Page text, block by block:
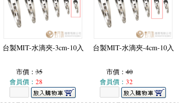
台製MIT-水滴夾-3cm-10入
市價：35
會員價： 28
台製MIT-水滴夾-4cm-10入
市價：40
會員價： 32